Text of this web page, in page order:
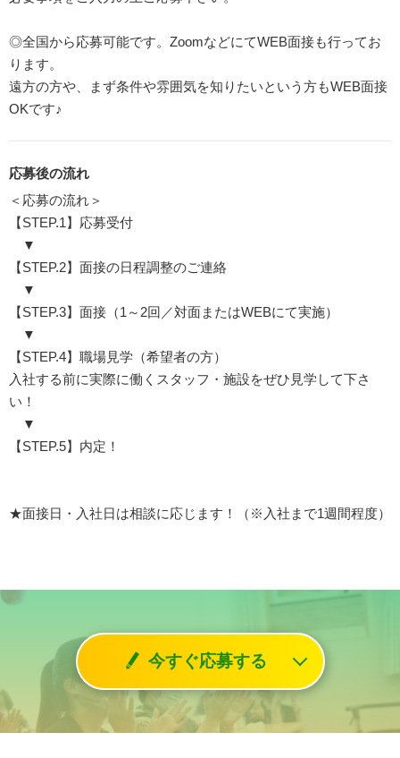
◎全国から応募可能です。ZoomなどにてWEB面接も行ってお
ります。
遠方の方や、まず条件や雰囲気を知りたいという方もWEB面接
OKです♪
応募後の流れ
＜応募の流れ＞
【STEP.1】応募受付
▼
【STEP.2】面接の日程調整のご連絡
▼
【STEP.3】面接（1～2回／対面またはWEBにて実施）
▼
【STEP.4】職場見学（希望者の方）
入社する前に実際に働くスタッフ・施設をぜひ見学して下さ
い！
▼
【STEP.5】内定！
★面接日・入社日は相談に応じます！（※入社まで1週間程度）
今すぐ応募する